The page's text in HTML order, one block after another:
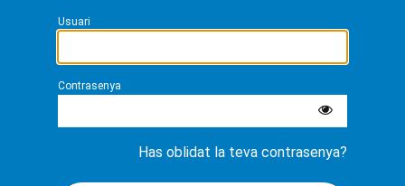
Usuari
Contrasenya
Has oblidat la teva contrasenya?